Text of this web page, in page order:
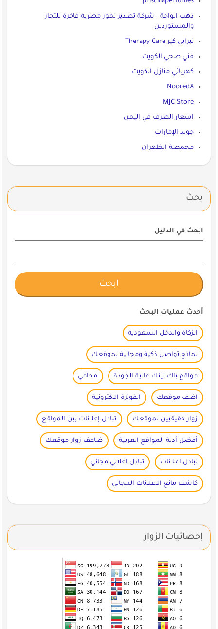
ذهب الواحة - شركة تصدير تمور مصرية فاخرة للتجار
والمستوردين
ثيرابي كير Therapy Care
فني صحي الكويت
كهربائي منازل الكويت
NooredX
MJC Store
اسعار الصرف في اليمن
جولد الإمارات
محمصة الظهران
بحث
ابحث في الدليل
أحدث عمليات البحث
الزكاة والدخل السعودية
نماذج تواصل ذكية ومجانية لموقعك
مواقع باك لينك عالية الجودة محامي
اضف موقعك الفوترة الاكترونية
زوار حقيقيين لموقعك تبادل إعلانات بين المواقع
أفضل أدلة المواقع العربية ضاعف زوار موقعك
تبادل اعلانات تبادل اعلاني مجاني
كاشف مانع الاعلانات المجاني
إحصائيات الزوار